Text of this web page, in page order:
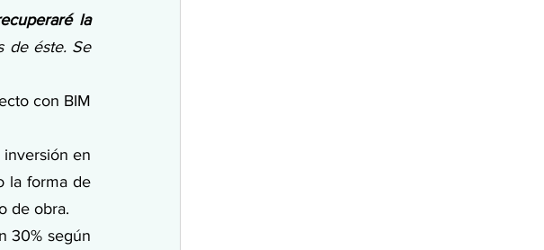
la
de éste. Se
con BIM
en
la forma de
de obra.
30% según